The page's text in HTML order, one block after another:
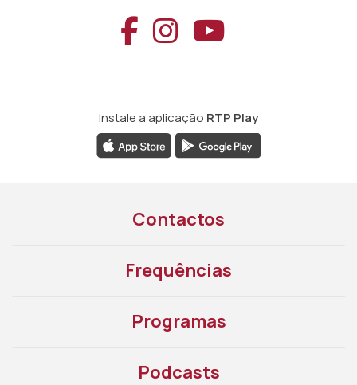
Aceder ao
Aceder ao
Aceder
Instale a aplicação RTP Play
Contactos
Frequências
Programas
Podcasts